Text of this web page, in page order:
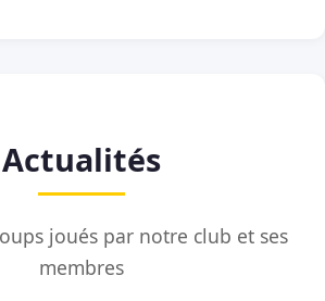
Actualités
joués par notre club et ses
membres